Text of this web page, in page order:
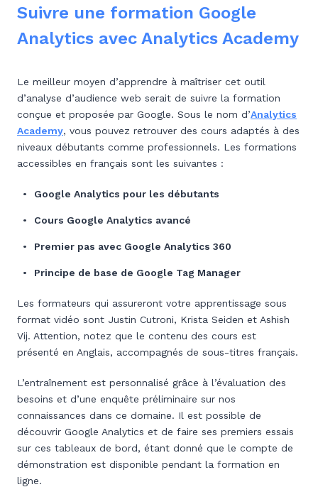
Suivre une formation Google
Analytics avec Analytics Academy
Le meilleur moyen d’apprendre à maîtriser cet outil
d’analyse d’audience web serait de suivre la formation
conçue et proposée par Google. Sous le nom d’Analytics
Academy, vous pouvez retrouver des cours adaptés à des
niveaux débutants comme professionnels. Les formations
accessibles en français sont les suivantes :
Google Analytics pour les débutants
Cours Google Analytics avancé
Premier pas avec Google Analytics 360
Principe de base de Google Tag Manager
Les formateurs qui assureront votre apprentissage sous
format vidéo sont Justin Cutroni, Krista Seiden et Ashish
Vij. Attention, notez que le contenu des cours est
présenté en Anglais, accompagnés de sous-titres français.
L’entraînement est personnalisé grâce à l’évaluation des
besoins et d’une enquête préliminaire sur nos
connaissances dans ce domaine. Il est possible de
découvrir Google Analytics et de faire ses premiers essais
sur ces tableaux de bord, étant donné que le compte de
démonstration est disponible pendant la formation en
ligne.